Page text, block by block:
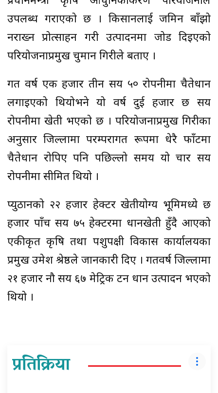
उपलब्ध गराएको छ । किसानलाई जमिन बाँझो
नराख्न प्रोत्साहन गरी उत्पादनमा जोड दिइएको
परियोजनाप्रमुख चुमान गिरीले बताए ।
गत वर्ष एक हजार तीन सय ५० रोपनीमा चैतेधान
लगाइएको थियोभने यो वर्ष दुई हजार छ सय
रोपनीमा खेती भएको छ । परियोजनाप्रमुख गिरीका
अनुसार जिल्लामा परम्परागत रूपमा धेरै फाँटमा
चैतेधान रोपिए पनि पछिल्लो समय यो चार सय
रोपनीमा सीमित थियो ।
प्युठानको २२ हजार हेक्टर खेतीयोग्य भूमिमध्ये छ
हजार पाँच सय ७५ हेक्टरमा धानखेती हुँदै आएको
एकीकृत कृषि तथा पशुपक्षी विकास कार्यालयका
प्रमुख उमेश श्रेष्ठले जानकारी दिए । गतवर्ष जिल्लामा
२१ हजार नौ सय ६७ मेट्रिक टन धान उत्पादन भएको
थियो ।
प्रतिक्रिया